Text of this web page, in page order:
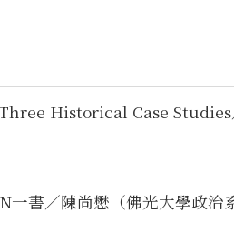
Historical Case
書／陳尚懋（佛光大學政治